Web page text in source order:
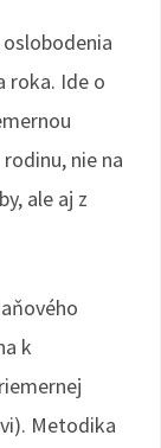
roka. Ide o
nie na
ale aj z
k
Metodika